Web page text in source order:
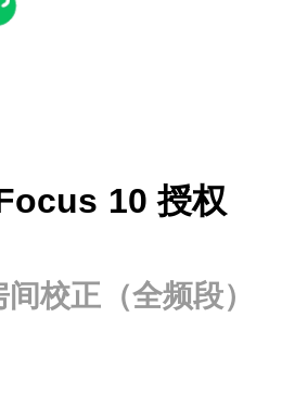
10 授权
校正（全频段）